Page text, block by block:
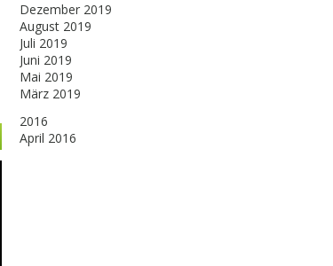
Dezember 2019
August 2019
Juli 2019
Juni 2019
Mai 2019
März 2019
2016
April 2016